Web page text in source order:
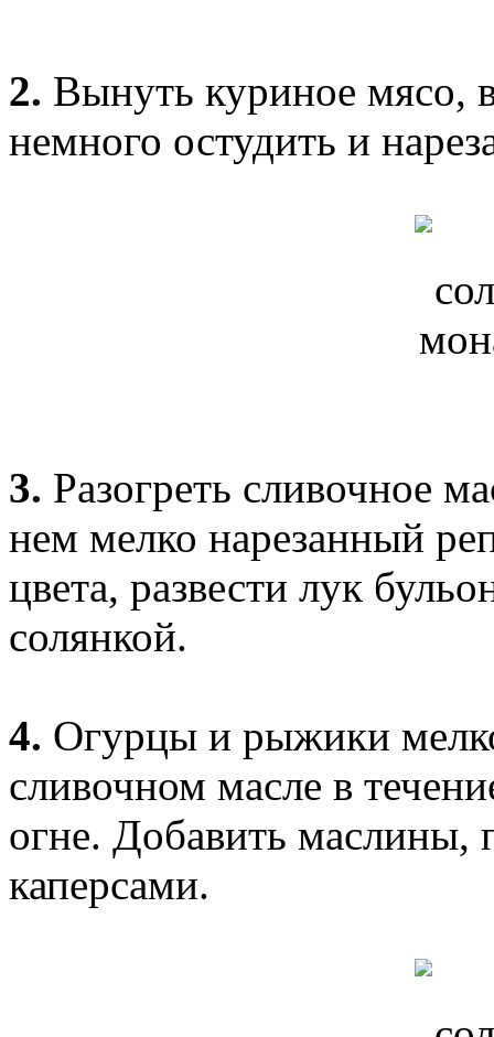
2. Вынуть куриное мясо,
немного остудить и
3. Разогреть сливочное
нем мелко нарезанный
цвета, развести лук
солянкой.
4. Огурцы и рыжики
сливочном масле в
огне. Добавить маслины,
каперсами.